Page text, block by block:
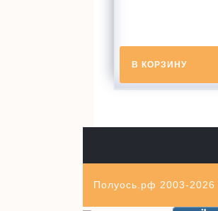
В КОРЗИНУ
Полуось.рф 2003-2026